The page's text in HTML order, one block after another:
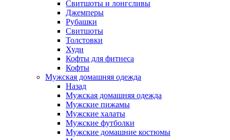
Свитшоты и лонгсливы
Джемперы
Рубашки
Свитшоты
Толстовки
Худи
Кофты для фитнеса
Кофты
Мужская домашняя одежда
Назад
Мужская домашняя одежда
Мужские пижамы
Мужские халаты
Мужские футболки
Мужские домашние костюмы